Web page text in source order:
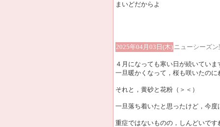
まいどだからよ
2025年04月03日(木) ニューシーズン
４月になっても寒い日が続いていま
一旦暖かくなって，桜も咲いたのに
それと，黄砂と花粉（＞＜）
一旦落ち着いたと思ったけど，今度
重症ではないものの，しんどいです